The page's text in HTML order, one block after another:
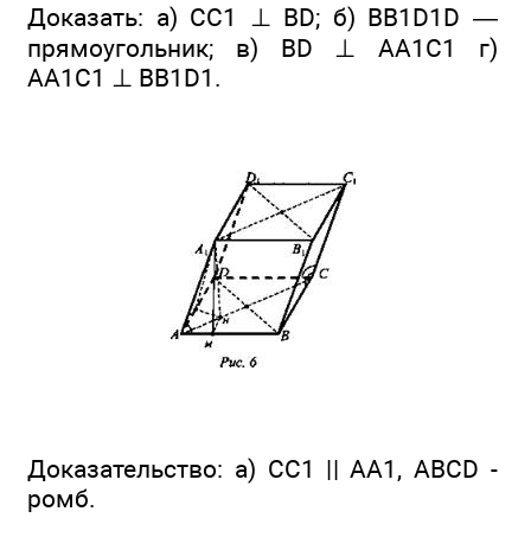
Доказать: а) СС1 ⊥ BD; б) BB1D1D —
прямоугольник; в) BD ⊥ АА1С1 г)
АА1С1 ⊥ BB1D1.
Доказательство: а) СС1 || АА1, ABCD -
ромб.